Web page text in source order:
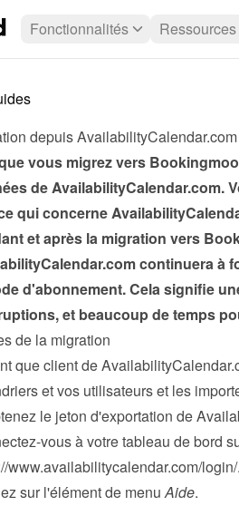
Fonctionnalités Ressources
depuis AvailabilityCalendar.com
vous migrez vers
de AvailabilityCalendar.com.
qui concerne
et après la migration vers
continuera à
d'abonnement. Cela signifie
et beaucoup de temps
de la migration
que client de
et vos utilisateurs et les
le jeton d'exportation de
www.availabilitycalendar.com/login/.
sur l'élément de menu Aide.